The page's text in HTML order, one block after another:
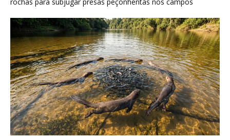
Surucucu detecta calor pela fosseta loreal e prepara ataque de